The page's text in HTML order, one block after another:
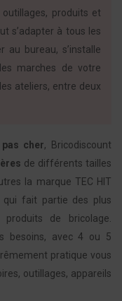
produits et
s’adapter à tous les
au bureau, s’installe
marches de votre
ateliers, entre deux
cher, Bricodiscount
de différents tailles
la marque TEC HIT
qui fait partie des plus
de bricolage.
besoins, avec 4 ou 5
pratique vous
outillages, appareils